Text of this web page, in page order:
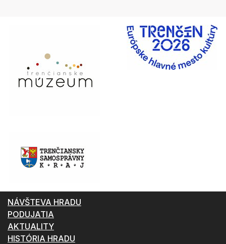
NÁVŠTEVA HRADU
PODUJATIA
AKTUALITY
HISTÓRIA HRADU